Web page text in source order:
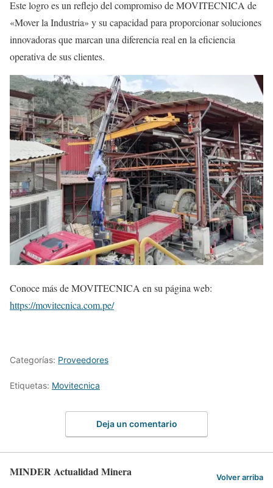
Este logro es un reflejo del compromiso de MOVITECNICA de
«Mover la Industria» y su capacidad para proporcionar soluciones
innovadoras que marcan una diferencia real en la eficiencia
operativa de sus clientes.
Conoce más de MOVITECNICA en su página web:
https://movitecnica.com.pe/
Categorías: Proveedores
Etiquetas: Movitecnica
Deja un comentario
MINDER Actualidad Minera Volver arriba